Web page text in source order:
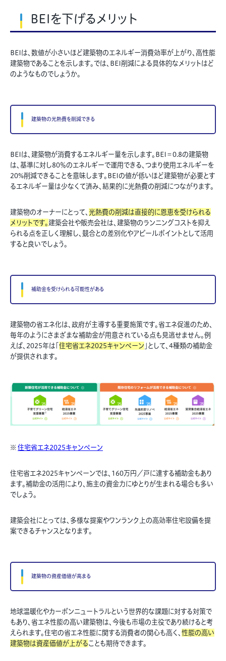
BEIを下げるメリット
BEIは、数値が小さいほど建築物のエネルギー消費効率が上がり、高性能
建築物であることを示します。では、BEI削減による具体的なメリットはど
のようなものでしょうか。
建築物の光熱費を削減できる
BEIは、建築物が消費するエネルギー量を示します。BEI＝0.8の建築物
は、基準に対し80％のエネルギーで運用できる、つまり使用エネルギーを
20%削減できることを意味します。BEIの値が低いほど建築物が必要とす
るエネルギー量は少なくて済み、結果的に光熱費の削減につながります。
建築物のオーナーにとって、 光熱費の削減は直接的に恩恵を受けられる
メリットです。建築会社や販売会社は、建築物のランニングコストを抑え
られる点を正しく理解し、競合との差別化やアピールポイントとして活用
すると良いでしょう。
補助金を受けられる可能性がある
建築物の省エネ化は、政府が主導する重要施策です。省エネ促進のため、
毎年のようにさまざまな補助金が用意されている点も見逃せません。例
えば、2025年は「 住宅省エネ2025キャンペーン 」として、4種類の補助金
が提供されます。
※ 住宅省エネ2025キャンペーン
住宅省エネ2025キャンペーンでは、160万円／戸に達する補助金もあり
ます。補助金の活用により、施主の資金力にゆとりが生まれる場合も多い
でしょう。
建築会社にとっては、多様な提案やワンランク上の高効率住宅設備を提
案できるチャンスとなります。
建築物の資産価値が高まる
地球温暖化やカーボンニュートラルという世界的な課題に対する対策で
もあり、省エネ性能の高い建築物は、今後も市場の主役であり続けると考
えられます。住宅の省エネ性能に関する消費者の関心も高く、 性能の高い
建築物は資産価値が上がることも期待できます。